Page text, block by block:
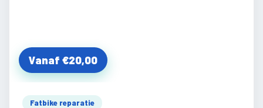
Vanaf €20,00
Fatbike reparatie